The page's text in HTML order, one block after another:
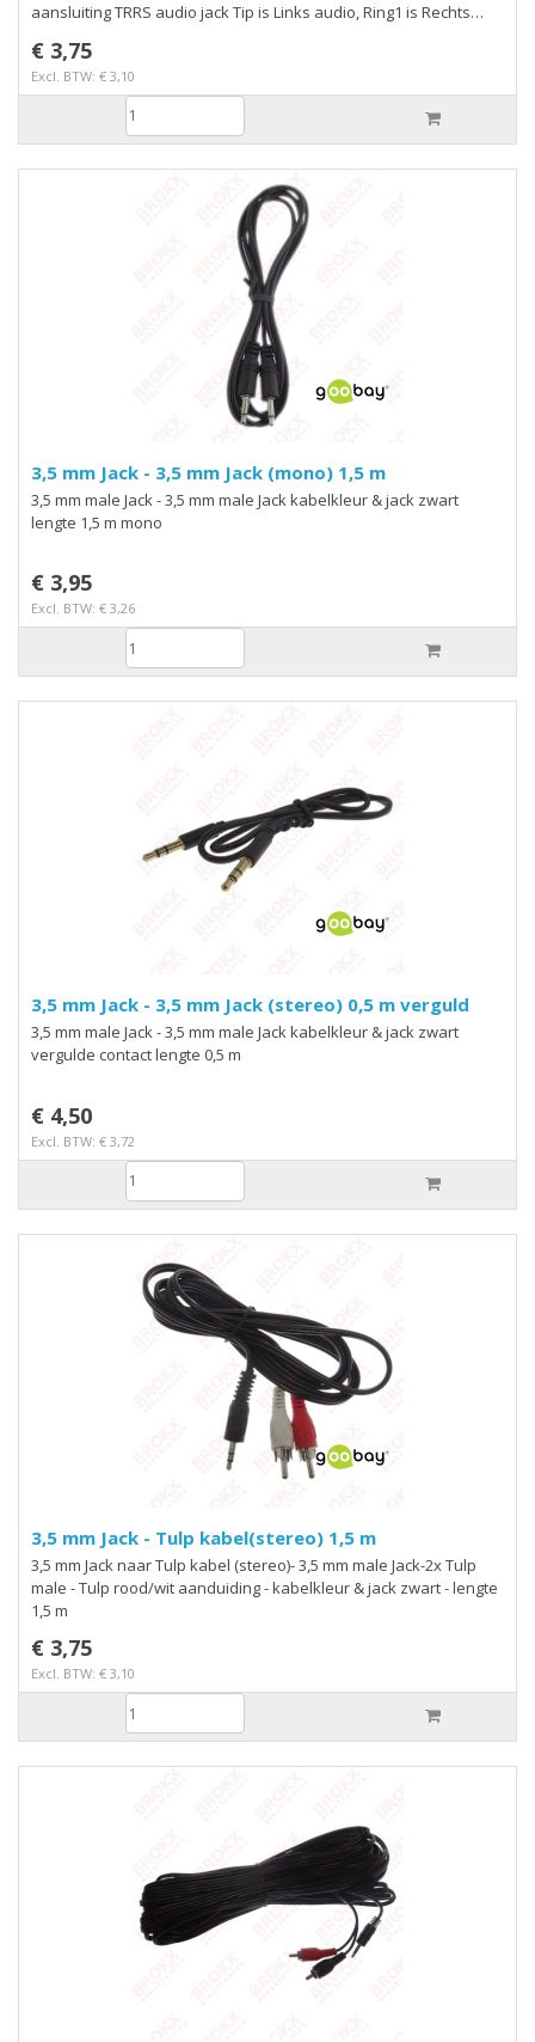
aansluiting TRRS audio jack Tip is Links audio, Ring1 is Rechts
microfoon (rood) lengte 30 cm
€ 3,75
Excl. BTW: € 3,10
3,5 mm Jack - 3,5 mm Jack (mono) 1,5 m
3,5 mm male Jack - 3,5 mm male Jack kabelkleur & jack zwart
lengte 1,5 m mono
€ 3,95
Excl. BTW: € 3,26
3,5 mm Jack - 3,5 mm Jack (stereo) 0,5 m verguld
3,5 mm male Jack - 3,5 mm male Jack kabelkleur & jack zwart
vergulde contact lengte 0,5 m
€ 4,50
Excl. BTW: € 3,72
3,5 mm Jack - Tulp kabel(stereo) 1,5 m
3,5 mm Jack naar Tulp kabel (stereo)- 3,5 mm male Jack-2x Tulp
male - Tulp rood/wit aanduiding - kabelkleur & jack zwart - lengte
1,5 m
€ 3,75
Excl. BTW: € 3,10